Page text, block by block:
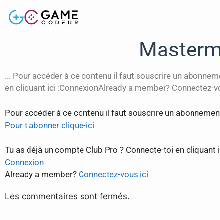
... Pour accéder à ce contenu il faut souscrire un
en cliquant ici :ConnexionAlready a member? Connectez-
Pour accéder à ce contenu il faut souscrire un
Pour t'abonner clique-ici
Tu as déjà un compte Club Pro ? Connecte-toi en cliquant
Connexion
Already a member? Connectez-vous ici
Les commentaires sont fermés.